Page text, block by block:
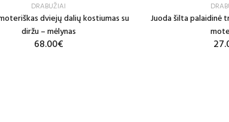
DRABUŽIAI
dviejų dalių kostiumas su
diržu – mėlynas
68.00€
Juoda šilta palaidinė